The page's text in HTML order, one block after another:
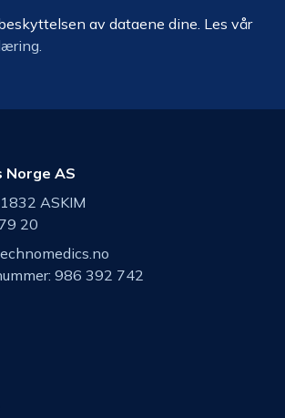
av dataene dine. Les vår
Norge AS
ASKIM
20
986 392 742